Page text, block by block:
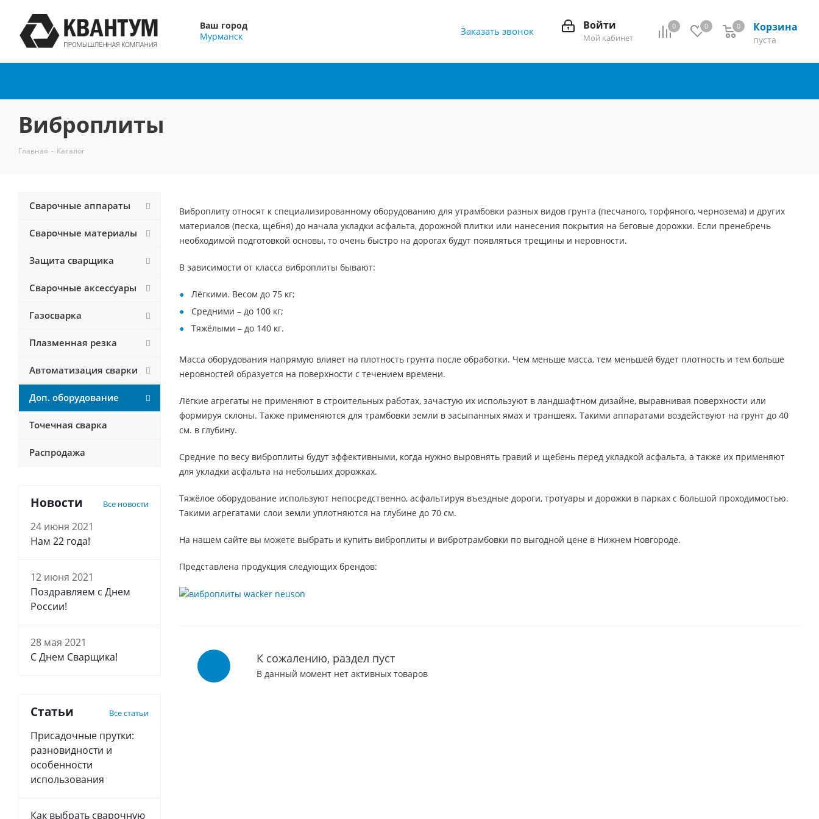
Ваш город
Мурманск
0 0 Корзина
0
пуста
0
Войти
Мой кабинет
Заказать звонок
Виброплиты
Главная - Каталог
Виброплиту относят к специализированному оборудованию для утрамбовки разных видов грунта (песчаного, торфяного, чернозема) и других
материалов (песка, щебня) до начала укладки асфальта, дорожной плитки или нанесения покрытия на беговые дорожки. Если пренебречь
необходимой подготовкой основы, то очень быстро на дорогах будут появляться трещины и неровности.
В зависимости от класса виброплиты бывают:
Лёгкими. Весом до 75 кг;
Средними – до 100 кг;
Тяжёлыми – до 140 кг.
Масса оборудования напрямую влияет на плотность грунта после обработки. Чем меньше масса, тем меньшей будет плотность и тем больше
неровностей образуется на поверхности с течением времени.
Лёгкие агрегаты не применяют в строительных работах, зачастую их используют в ландшафтном дизайне, выравнивая поверхности или
формируя склоны. Также применяются для трамбовки земли в засыпанных ямах и траншеях. Такими аппаратами воздействуют на грунт до 40
см. в глубину.
Средние по весу виброплиты будут эффективными, когда нужно выровнять гравий и щебень перед укладкой асфальта, а также их применяют
для укладки асфальта на небольших дорожках.
Тяжёлое оборудование используют непосредственно, асфальтируя въездные дороги, тротуары и дорожки в парках с большой проходимостью.
Такими агрегатами слои земли уплотняются на глубине до 70 см.
На нашем сайте вы можете выбрать и купить виброплиты и вибротрамбовки по выгодной цене в Нижнем Новгороде.
Представлена продукция следующих брендов:
К сожалению, раздел пуст
В данный момент нет активных товаров
Сварочные аппараты
Сварочные материалы
Защита сварщика
Сварочные аксессуары
Газосварка
Плазменная резка
Автоматизация сварки
Доп. оборудование
Точечная сварка
Распродажа
Новости Все новости
24 июня 2021
Нам 22 года!
12 июня 2021
Поздравляем с Днем
России!
28 мая 2021
С Днем Сварщика!
Статьи Все статьи
Присадочные прутки:
разновидности и
особенности
использования
Как выбрать сварочную